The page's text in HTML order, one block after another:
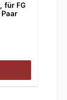
für FG